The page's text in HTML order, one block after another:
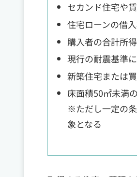
セカンド住宅や
住宅ローンの借
購入者の合計所
現行の耐震基準
新築住宅または
床面積50㎡未満
※ただし一定の
象となる